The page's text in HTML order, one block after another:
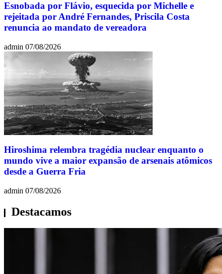
Esnobada por Flávio, esquecida por Michelle e
rejeitada por André Fernandes, Priscila Costa
renuncia ao mandato de vereadora
admin 07/08/2026
Hiroshima relembra tragédia nuclear enquanto o
mundo vive a maior expansão de arsenais atômicos
desde a Guerra Fria
admin 07/08/2026
Destacamos